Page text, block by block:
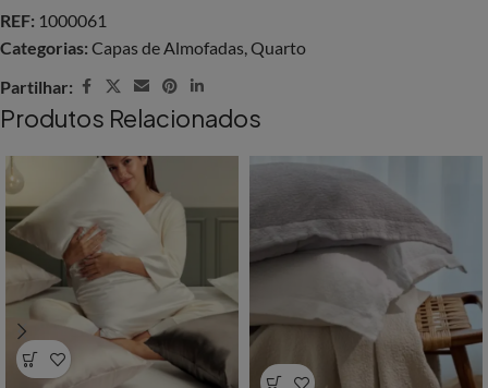
REF: 1000061
Categorias: Capas de Almofadas,Quarto
Partilhar:
Produtos Relacionados